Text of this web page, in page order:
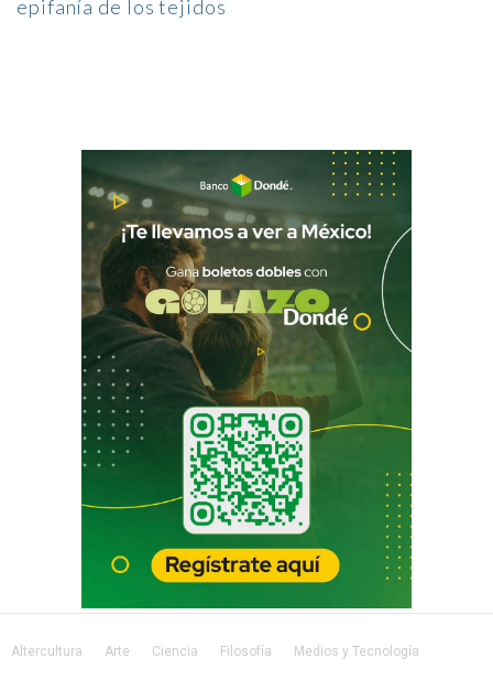
epifanía de los tejidos
Altercultura Arte Ciencia Filosofía Medios y Tecnología